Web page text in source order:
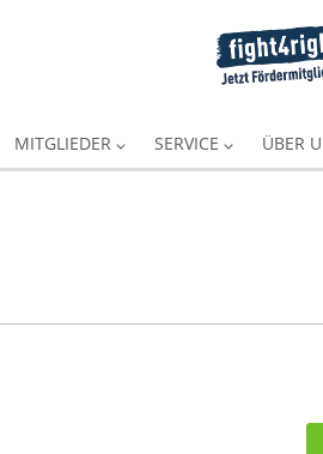
MITGLIEDER SERVICE ÜBER